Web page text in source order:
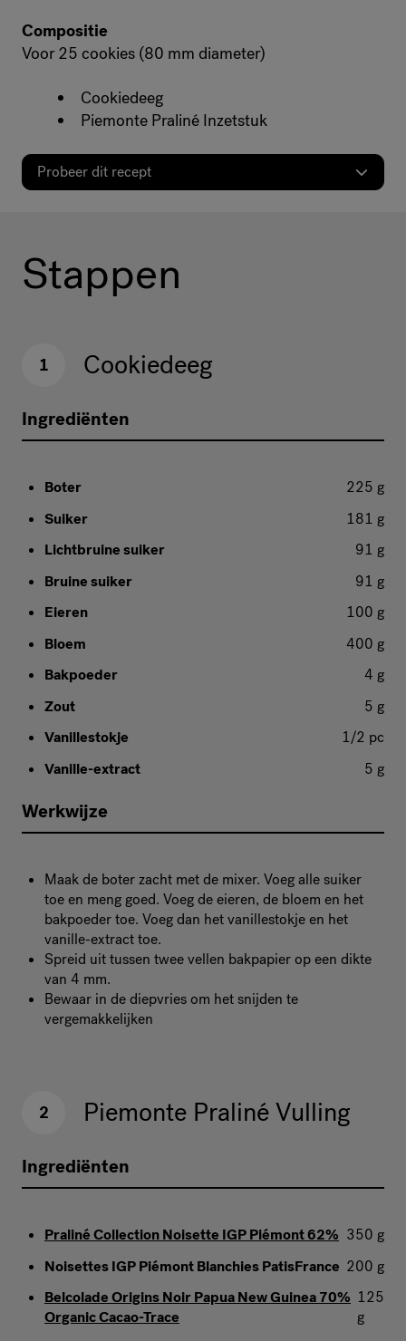
Compositie
Voor 25 cookies (80 mm diameter)
Cookiedeeg
Piemonte Praliné Inzetstuk
Probeer dit recept
Stappen
1 Cookiedeeg
Ingrediënten
Boter
225 g
Suiker
181 g
Lichtbruine suiker
91 g
Bruine suiker
91 g
Eieren
100 g
Bloem
400 g
Bakpoeder
4 g
Zout
5 g
Vanillestokje
1/2 pc
Vanille-extract
5 g
Werkwijze
Maak de boter zacht met de mixer. Voeg alle suiker
toe en meng goed. Voeg de eieren, de bloem en het
bakpoeder toe. Voeg dan het vanillestokje en het
vanille-extract toe.
Spreid uit tussen twee vellen bakpapier op een dikte
van 4 mm.
Bewaar in de diepvries om het snijden te
vergemakkelijken
2 Piemonte Praliné Vulling
Ingrediënten
Praliné Collection Noisette IGP Piémont 62% 350 g
Noisettes IGP Piémont Blanchies PatisFrance 200 g
Belcolade Origins Noir Papua New Guinea 70%
Organic Cacao-Trace
125
g